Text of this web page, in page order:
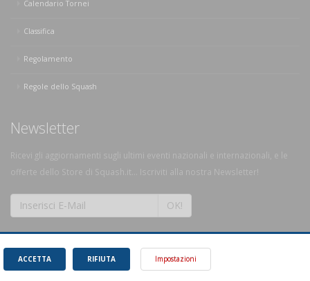
Calendario Tornei
Classifica
Regolamento
Regole dello Squash
Newsletter
Ricevi gli aggiornamenti sugli ultimi eventi nazionali e internazionali, e le
offerte dello Store di Squash.it... Iscriviti alla nostra Newsletter!
OK!
RIFIUTA
ACCETTA Impostazioni